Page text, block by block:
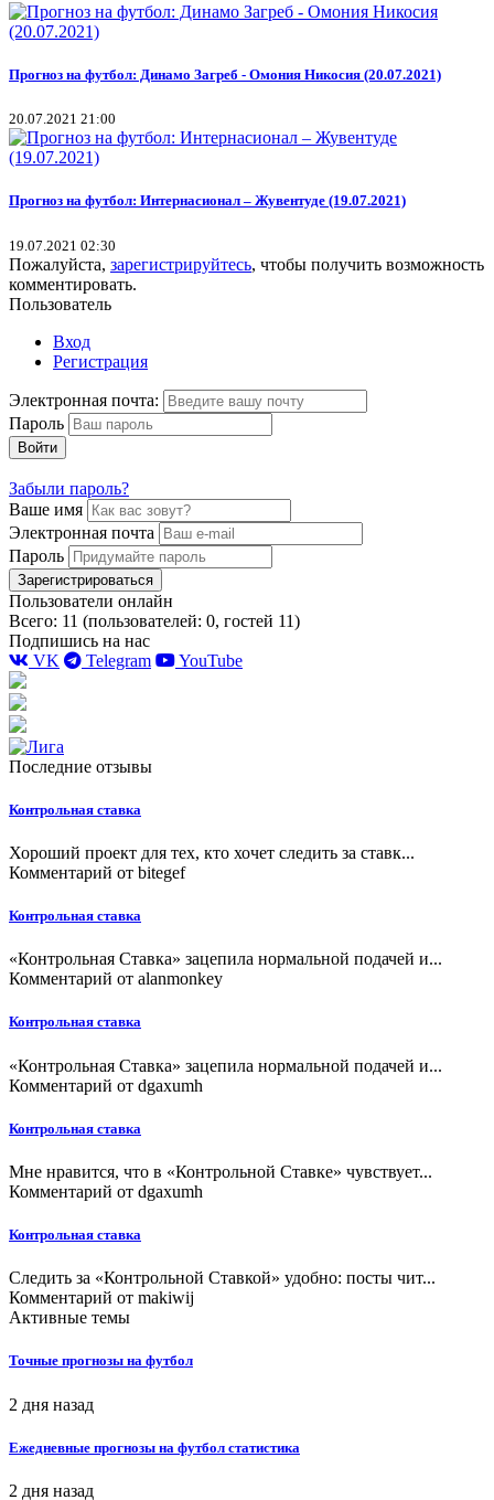
Прогноз на футбол: Динамо Загреб - Омония Никосия (20.07.2021)
20.07.2021 21:00
Прогноз на футбол: Интернасионал – Жувентуде (19.07.2021)
19.07.2021 02:30
Пожалуйста, зарегистрируйтесь, чтобы получить возможность
комментировать.
Пользователь
Вход
Регистрация
Электронная почта:
Пароль
Войти
Забыли пароль?
Ваше имя
Электронная почта
Пароль
Зарегистрироваться
Пользователи онлайн
Всего: 11 (пользователей: 0, гостей 11)
Подпишись на нас
VK
Telegram YouTube
Последние отзывы
Контрольная ставка
Хороший проект для тех, кто хочет следить за ставк...
Комментарий от bitegef
Контрольная ставка
«Контрольная Ставка» зацепила нормальной подачей и...
Комментарий от alanmonkey
Контрольная ставка
«Контрольная Ставка» зацепила нормальной подачей и...
Комментарий от dgaxumh
Контрольная ставка
Мне нравится, что в «Контрольной Ставке» чувствует...
Комментарий от dgaxumh
Контрольная ставка
Следить за «Контрольной Ставкой» удобно: посты чит...
Комментарий от makiwij
Активные темы
Точные прогнозы на футбол
2 дня назад
Ежедневные прогнозы на футбол статистика
2 дня назад